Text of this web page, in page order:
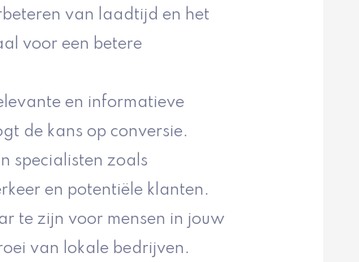
van laadtijd en het
voor een betere
en informatieve
de kans op conversie.
specialisten zoals
en potentiële klanten.
te zijn voor mensen in jouw
van lokale bedrijven.